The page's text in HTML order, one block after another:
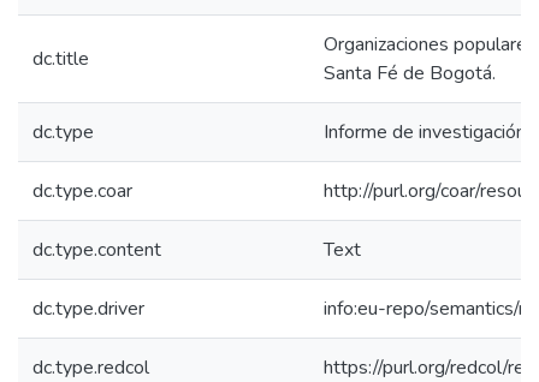
dc.title
Organizaciones
Santa Fé de Bogotá.
dc.type Informe de investigación
dc.type.coar http://purl.org/coar/
dc.type.content Text
dc.type.driver info:eu-repo/semantics/
dc.type.redcol https://purl.org/redcol/